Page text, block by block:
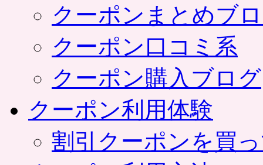
クーポンまとめブ
クーポン口コミ系
クーポン購入ブログ
クーポン利用体験
割引クーポンを買